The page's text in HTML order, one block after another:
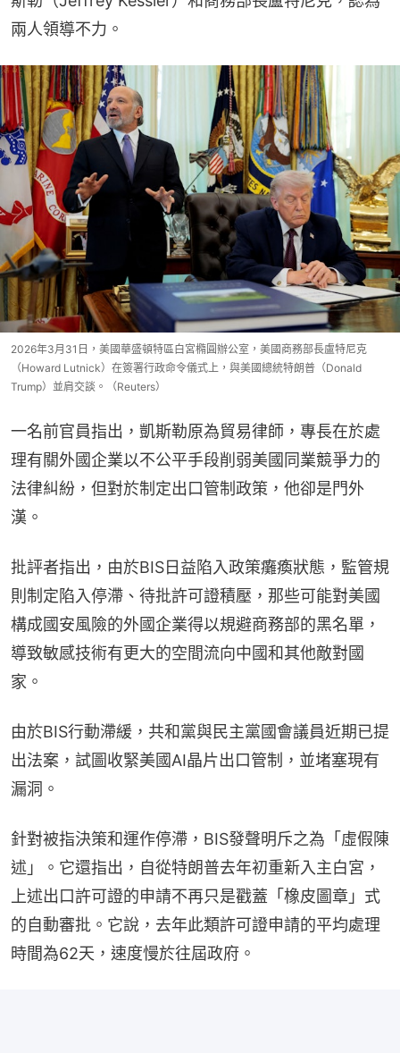
兩人領導不力。
2026年3月31日，美國華盛頓特區白宮橢圓辦公室，美國商務部長盧特尼克
（Howard Lutnick）在簽署行政命令儀式上，與美國總統特朗普（Donald
Trump）並肩交談。（Reuters）
一名前官員指出，凱斯勒原為貿易律師，專長在於處
理有關外國企業以不公平手段削弱美國同業競爭力的
法律糾紛，但對於制定出口管制政策，他卻是門外
漢。
批評者指出，由於BIS日益陷入政策癱瘓狀態，監管規
則制定陷入停滯、待批許可證積壓，那些可能對美國
構成國安風險的外國企業得以規避商務部的黑名單，
導致敏感技術有更大的空間流向中國和其他敵對國
家。
由於BIS行動滯緩，共和黨與民主黨國會議員近期已提
出法案，試圖收緊美國AI晶片出口管制，並堵塞現有
漏洞。
針對被指決策和運作停滯，BIS發聲明斥之為「虛假陳
述」。它還指出，自從特朗普去年初重新入主白宮，
上述出口許可證的申請不再只是戳蓋「橡皮圖章」式
的自動審批。它說，去年此類許可證申請的平均處理
時間為62天，速度慢於往屆政府。